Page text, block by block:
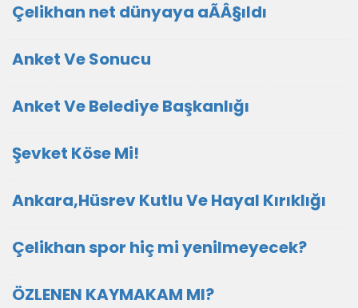
Çelikhan net dünyaya aÃÂ§ıldı
Anket Ve Sonucu
Anket Ve Belediye Başkanlığı
Şevket Köse Mi!
Ankara,Hüsrev Kutlu Ve Hayal Kırıklığı
Çelikhan spor hiç mi yenilmeyecek?
ÖZLENEN KAYMAKAM MI?